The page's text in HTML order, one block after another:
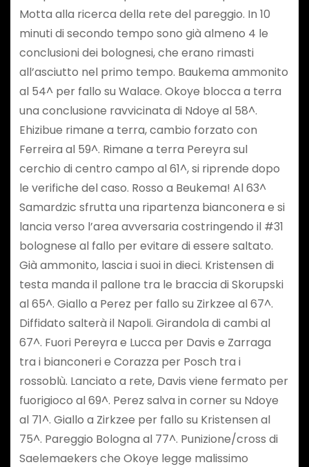
Motta alla ricerca della rete del pareggio. In 10
minuti di secondo tempo sono già almeno 4 le
conclusioni dei bolognesi, che erano rimasti
all’asciutto nel primo tempo. Baukema ammonito
al 54^ per fallo su Walace. Okoye blocca a terra
una conclusione ravvicinata di Ndoye al 58^.
Ehizibue rimane a terra, cambio forzato con
Ferreira al 59^. Rimane a terra Pereyra sul
cerchio di centro campo al 61^, si riprende dopo
le verifiche del caso. Rosso a Beukema! Al 63^
Samardzic sfrutta una ripartenza bianconera e si
lancia verso l’area avversaria costringendo il #31
bolognese al fallo per evitare di essere saltato.
Già ammonito, lascia i suoi in dieci. Kristensen di
testa manda il pallone tra le braccia di Skorupski
al 65^. Giallo a Perez per fallo su Zirkzee al 67^.
Diffidato salterà il Napoli. Girandola di cambi al
67^. Fuori Pereyra e Lucca per Davis e Zarraga
tra i bianconeri e Corazza per Posch tra i
rossoblù. Lanciato a rete, Davis viene fermato per
fuorigioco al 69^. Perez salva in corner su Ndoye
al 71^. Giallo a Zirkzee per fallo su Kristensen al
75^. Pareggio Bologna al 77^. Punizione/cross di
Saelemaekers che Okoye legge malissimo